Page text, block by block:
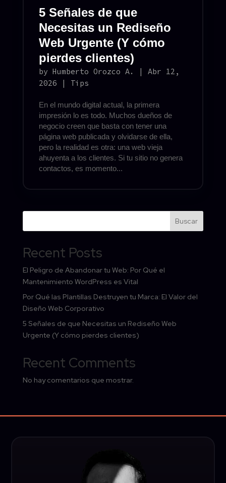
5 Señales de que
Necesitas un Rediseño
Web Urgente (Y cómo
pierdes clientes)
by Humberto Orozco A. | Abr 12,
2026 | Tips
En el mundo digital actual, la primera
impresión lo es todo. Muchos dueños de
negocio creen que basta con tener una
página web publicada y olvidarse de ella,
pero la realidad es otra: una web vieja
ahuyenta a los clientes. Si tu sitio no genera
contactos, es momento...
Buscar
Recent Posts
El Peligro de Abandonar tu Web: Por Qué el
Mantenimiento WordPress es Vital
Por Qué las Plantillas Destruyen tu Marca: El Valor del
Diseño Web Corporativo
5 Señales de que Necesitas un Rediseño Web
Urgente (Y cómo pierdes clientes)
Recent Comments
No hay comentarios que mostrar.